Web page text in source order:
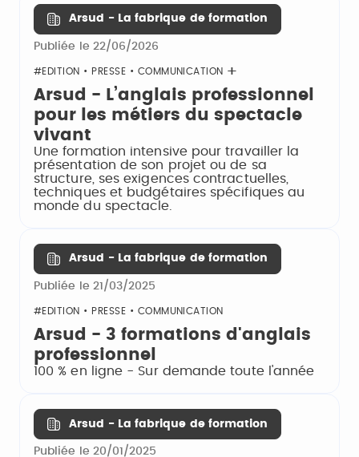
Arsud - La fabrique de formation
Publiée le 22/06/2026
#EDITION • PRESSE • COMMUNICATION
Arsud - L’anglais professionnel
pour les métiers du spectacle
vivant
Une formation intensive pour travailler la
présentation de son projet ou de sa
structure, ses exigences contractuelles,
techniques et budgétaires spécifiques au
monde du spectacle.
Arsud - La fabrique de formation
Publiée le 21/03/2025
#EDITION • PRESSE • COMMUNICATION
Arsud - 3 formations d'anglais
professionnel
100 % en ligne - Sur demande toute l'année
Arsud - La fabrique de formation
Publiée le 20/01/2025